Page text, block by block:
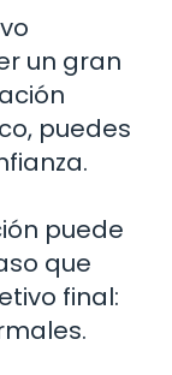
un gran
puedes
puede
que
final: